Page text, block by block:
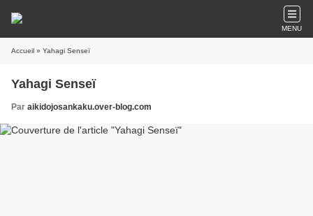
MENU
Accueil » Yahagi Senseï
Yahagi Senseï
Par aikidojosankaku.over-blog.com